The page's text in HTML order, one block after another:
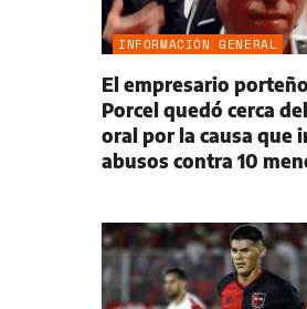
INFORMACIÓN GENERAL
El empresario
Porcel quedó cerca
oral por la causa que
abusos contra 10